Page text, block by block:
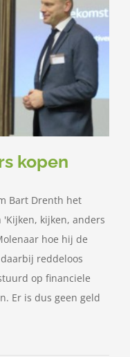
kopen
Bart Drenth het
kijken, anders
hoe hij de
reddeloos
op financiele
Er is dus geen geld